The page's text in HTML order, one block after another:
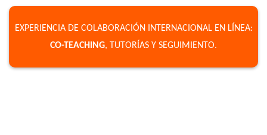
EXPERIENCIA DE COLABORACIÓN INTERNACIONAL EN LÍNEA:
CO-TEACHING, TUTORÍAS Y SEGUIMIENTO.